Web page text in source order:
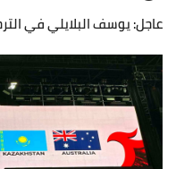
عاجل: يوسف البلايلي في